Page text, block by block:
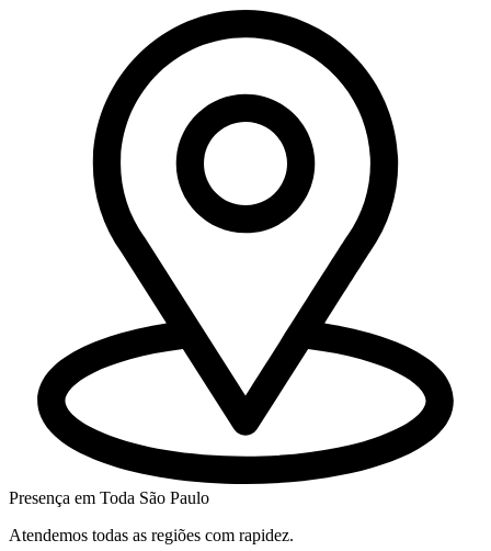
Presença em Toda São Paulo
Atendemos todas as regiões com rapidez.